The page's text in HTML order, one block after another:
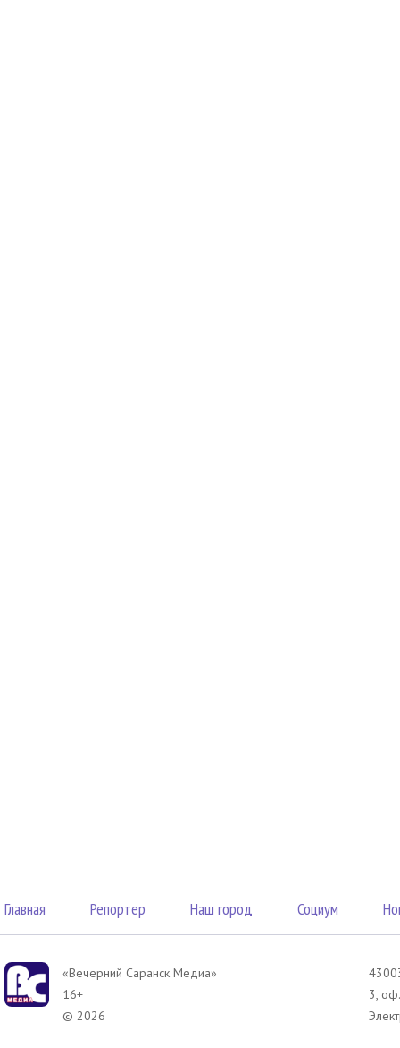
Главная Репортер Наш город Социум
«Вечерний Саранск Mедиа»
16+
© 2026
3,